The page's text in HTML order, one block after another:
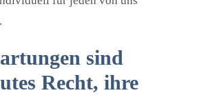
sind
Recht, ihre